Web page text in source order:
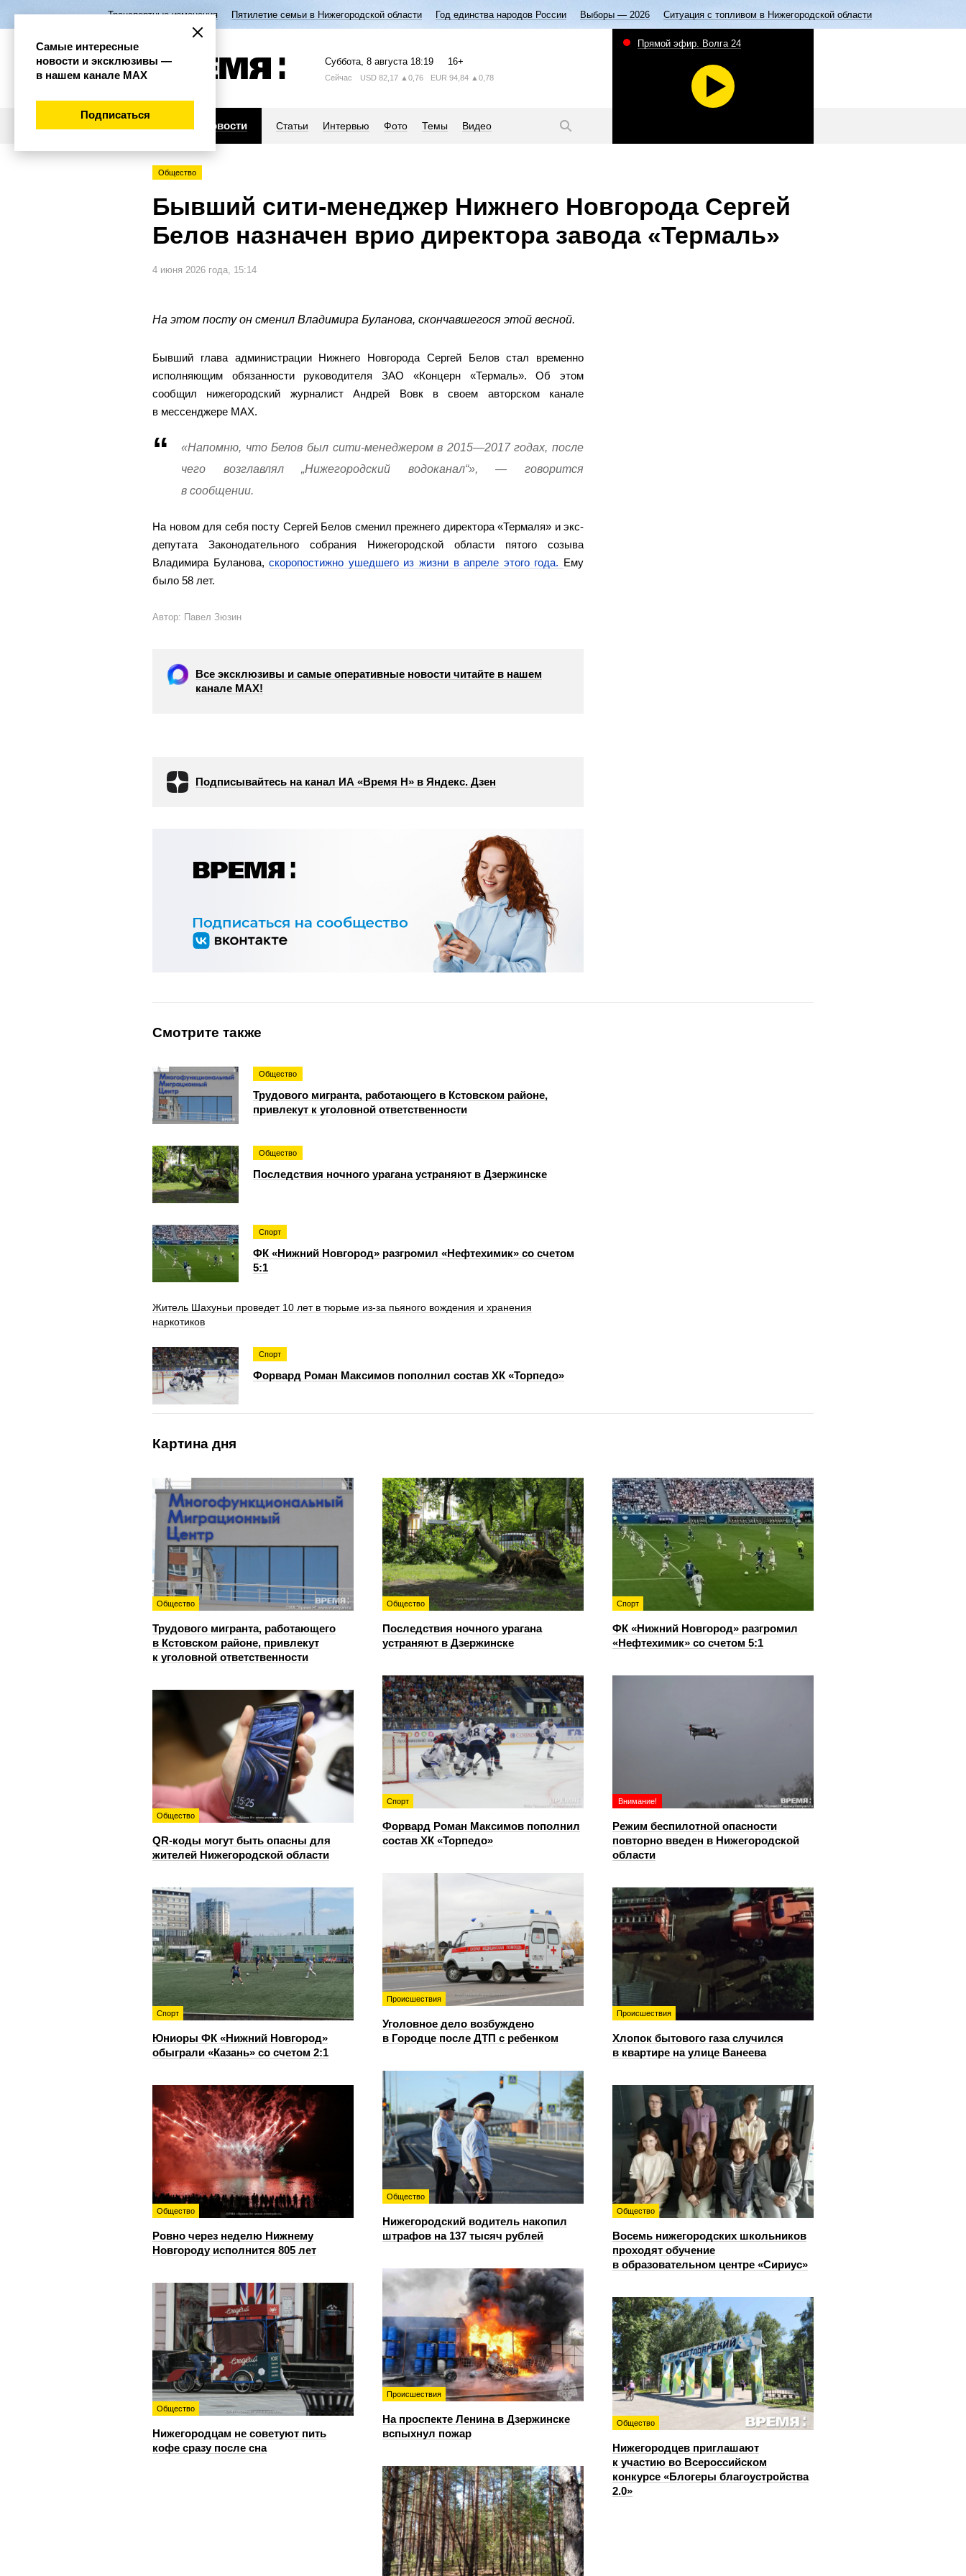
Транспортные изменения Пятилетие семьи в Нижегородской области Год единства народов России Выборы — 2026 Ситуация с топливом в Нижегородской области
Суббота, 8 августа 18:19 16+
Сейчас USD 82,17 ▲0,76 EUR 94,84 ▲0,78
Новости Статьи Интервью Фото Темы Видео
Прямой эфир. Волга 24
Общество
Бывший сити-менеджер Нижнего Новгорода Сергей
Белов назначен врио директора завода «Термаль»
4 июня 2026 года, 15:14
На этом посту он сменил Владимира Буланова, скончавшегося этой весной.
Бывший глава администрации Нижнего Новгорода Сергей Белов стал временно
исполняющим обязанности руководителя ЗАО «Концерн «Термаль». Об этом
сообщил нижегородский журналист Андрей Вовк в своем авторском канале
в мессенджере MAX.
«Напомню, что Белов был сити-менеджером в 2015—2017 годах, после
чего возглавлял „Нижегородский водоканал“», — говорится
в сообщении.
На новом для себя посту Сергей Белов сменил прежнего директора «Термаля» и экс-
депутата Законодательного собрания Нижегородской области пятого созыва
Владимира Буланова,скоропостижно ушедшего из жизни в апреле этого года. Ему
было 58 лет.
Автор: Павел Зюзин
Все эксклюзивы и самые оперативные новости читайте в нашем
канале МАХ!
Подписывайтесь на канал ИА «Время Н» в Яндекс. Дзен
Смотрите также
Общество
Трудового мигранта, работающего в Кстовском районе,
привлекут к уголовной ответственности
Общество
Последствия ночного урагана устраняют в Дзержинске
Спорт
ФК «Нижний Новгород» разгромил «Нефтехимик» со счетом
5:1
Житель Шахуньи проведет 10 лет в тюрьме из-за пьяного вождения и хранения
наркотиков
Спорт
Форвард Роман Максимов пополнил состав ХК «Торпедо»
Картина дня
Общество
Трудового мигранта, работающего
в Кстовском районе, привлекут
к уголовной ответственности
Общество
Последствия ночного урагана
устраняют в Дзержинске
Спорт
ФК «Нижний Новгород» разгромил
«Нефтехимик» со счетом 5:1
Спорт
Форвард Роман Максимов пополнил
состав ХК «Торпедо»
Внимание!
Режим беспилотной опасности
повторно введен в Нижегородской
области
Общество
QR-коды могут быть опасны для
жителей Нижегородской области
Происшествия
Уголовное дело возбуждено
в Городце после ДТП с ребенком
Спорт
Юниоры ФК «Нижний Новгород»
обыграли «Казань» со счетом 2:1
Происшествия
Хлопок бытового газа случился
в квартире на улице Ванеева
Общество
Нижегородский водитель накопил
штрафов на 137 тысяч рублей
Общество
Ровно через неделю Нижнему
Новгороду исполнится 805 лет
Общество
Восемь нижегородских школьников
проходят обучение
в образовательном центре «Сириус»
Происшествия
На проспекте Ленина в Дзержинске
вспыхнул пожар
Общество
Нижегородцам не советуют пить
кофе сразу после сна
Общество
Нижегородцев приглашают
к участию во Всероссийском
конкурсе «Блогеры благоустройства
2.0»
Самые интересные
новости и эксклюзивы —
в нашем канале МАХ
Подписаться